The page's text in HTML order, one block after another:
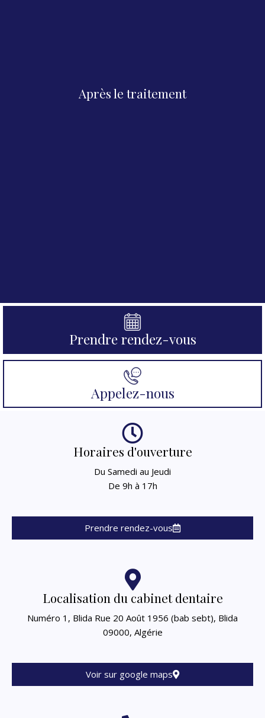
Après le traitement
Prendre rendez-vous​
Appelez-nous
Horaires d'ouverture
Du Samedi au Jeudi
De 9h à 17h
Prendre rendez-vous
Localisation du cabinet dentaire
Numéro 1, Blida Rue 20 Août 1956 (bab sebt), Blida
09000, Algérie
Voir sur google maps